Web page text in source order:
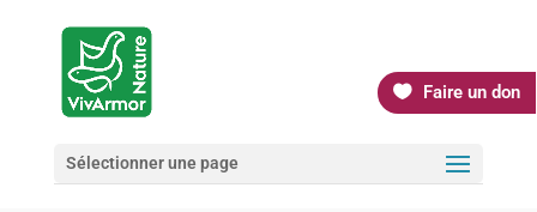
Faire un don
Sélectionner une page